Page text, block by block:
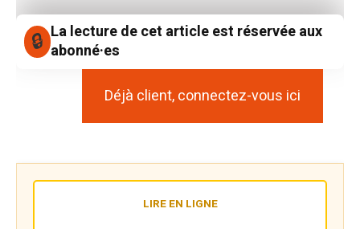
La lecture de cet article est réservée aux
abonné·es
Déjà client, connectez-vous ici
LIRE EN LIGNE